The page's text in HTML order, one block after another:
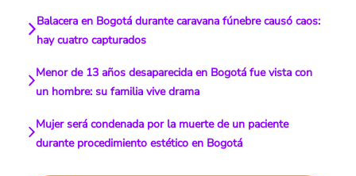
Balacera en Bogotá durante caravana fúnebre causó caos:
hay cuatro capturados
Menor de 13 años desaparecida en Bogotá fue vista con
un hombre: su familia vive drama
Mujer será condenada por la muerte de un paciente
durante procedimiento estético en Bogotá